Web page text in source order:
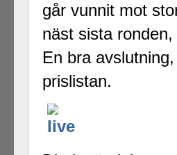
går vunnit mot
näst sista
En bra
prislistan.